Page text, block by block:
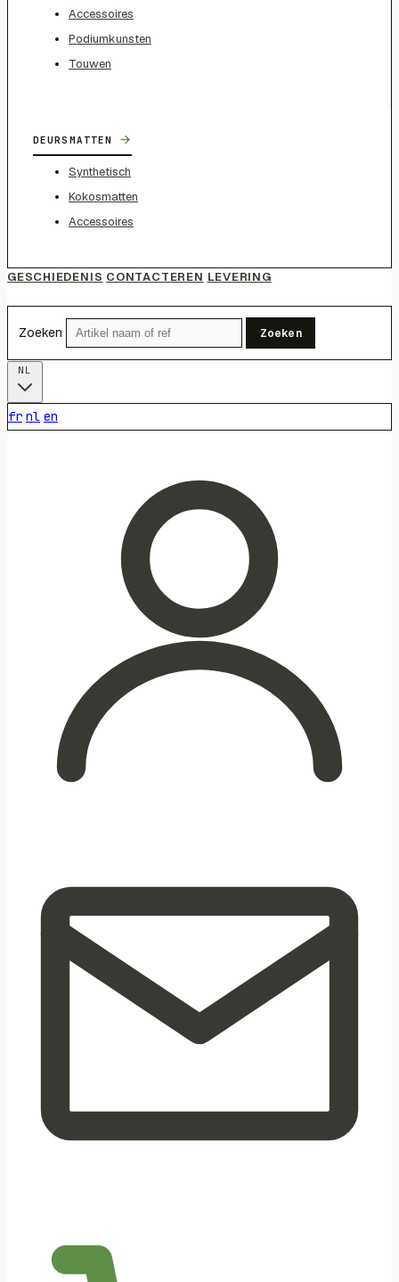
Accessoires
Podiumkunsten
Touwen
DEURSMATTEN →
Synthetisch
Kokosmatten
Accessoires
GESCHIEDENIS CONTACTEREN LEVERING
Zoeken Zoeken
fr nl en